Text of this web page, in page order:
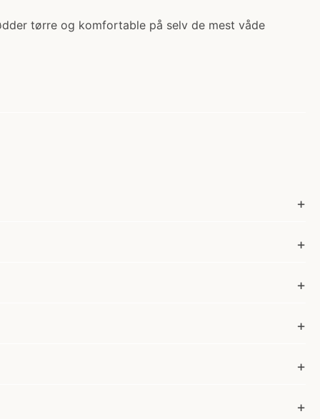
tørre og komfortable på selv de mest våde